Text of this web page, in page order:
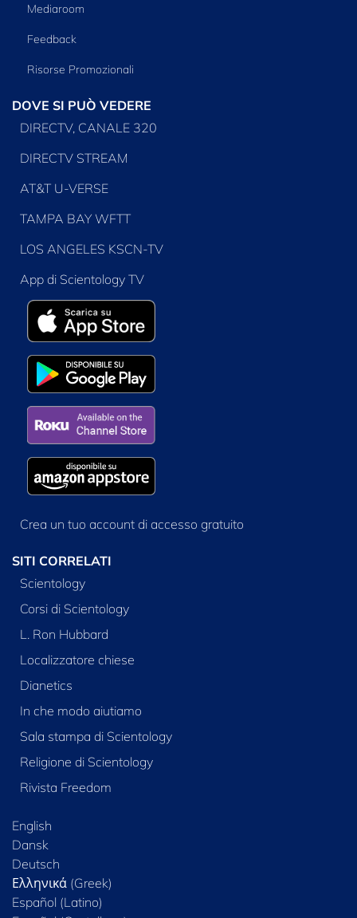
Mediaroom
Feedback
Risorse Promozionali
DOVE SI PUÒ VEDERE
DIRECTV, CANALE 320
DIRECTV STREAM
AT&T U-VERSE
TAMPA BAY WFTT
LOS ANGELES KSCN-TV
App di Scientology TV
Crea un tuo account di accesso gratuito
SITI CORRELATI
Scientology
Corsi di Scientology
L. Ron Hubbard
Localizzatore chiese
Dianetics
In che modo aiutiamo
Sala stampa di Scientology
Religione di Scientology
Rivista Freedom
English
Dansk
Deutsch
Ελληνικά (Greek)
Español (Latino)